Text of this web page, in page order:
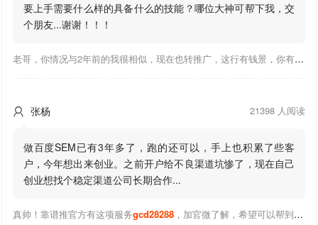
要上手需要什么样的具备什么的技能？哪位大神可帮下我，交
个朋友...谢谢！！！
老哥，你情况与2年前的我很相似，现在也转推广，这行有钱景，你有基础上手会比较快，不必担心。至于学竞价还是信息流哪个好，我是信息流广告入手，现在迷上靠谱推关注大神们的营销推广干货。有空你也可多泡下这站，真能学到不少东西；希望可以帮到你！
 张杨 21398 人阅读
做百度SEM已有3年多了，跑的还可以，手上也积累了些客
户，今年想出来创业。之前开户给不良渠道坑惨了，现在自己
创业想找个稳定渠道公司长期合作...
真帅！靠谱推官方有这项服务gcd28288，加官微了解，希望可以帮到你！